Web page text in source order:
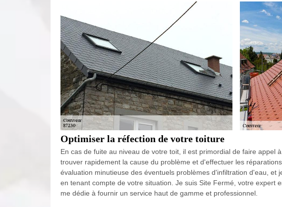
Optimiser la réfection de votre toiture
En cas de fuite au niveau de votre toit, il est primordial de faire appel
trouver rapidement la cause du problème et d'effectuer les
évaluation minutieuse des éventuels problèmes d'infiltration d'eau, et
en tenant compte de votre situation. Je suis Site Fermé, votre expert
me dédie à fournir un service haut de gamme et professionnel.